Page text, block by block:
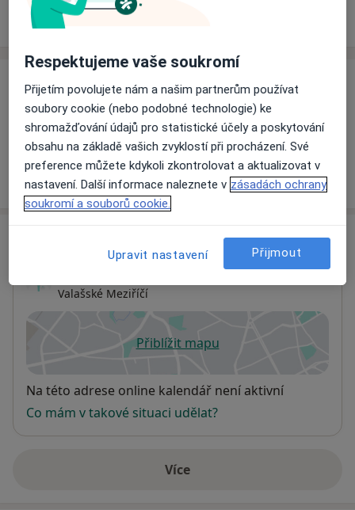
Ceník
Ceník
Informace o službách a cenách nejsou k dispozici
Tento specialista ještě nepřidával žádné informace o
svých službách.
Valašské Meziříčí
Přiblížit mapuse otevře v nové záložce
Dostupnost
Na této adrese online kalendář není aktivní
Co mám v takové situaci udělat?
Víceo adrese
Respektujeme vaše soukromí
Přijetím povolujete nám a našim partnerům používat
soubory cookie (nebo podobné technologie) ke
shromažďování údajů pro statistické účely a poskytování
obsahu na základě vašich zvyklostí při procházení. Své
preference můžete kdykoli zkontrolovat a aktualizovat v
nastavení. Další informace naleznete v zásadách ochrany
soukromí a souborů cookie.
Upravit nastavení Přijmout